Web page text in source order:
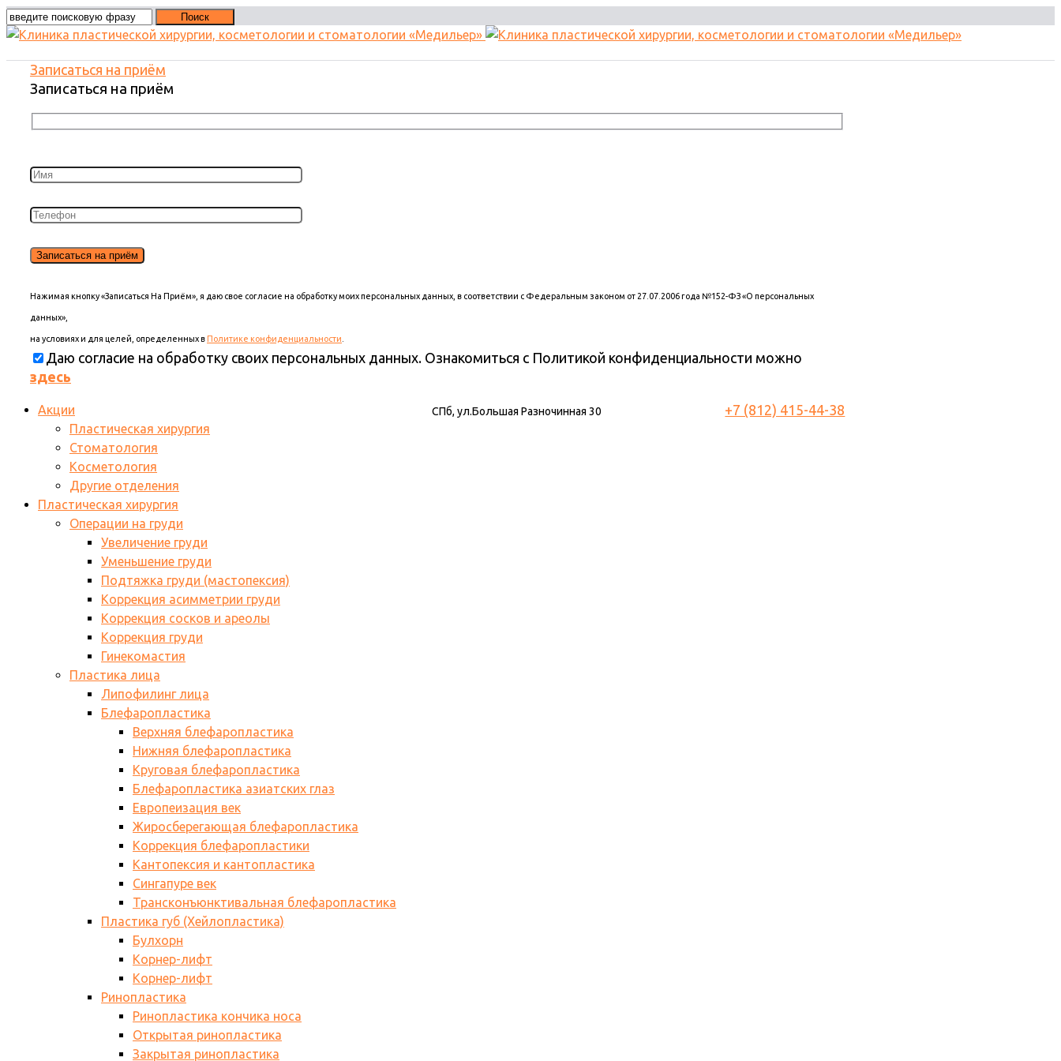
Записаться на приём
Записаться на приём
Нажимая кнопку «Записаться На Приём», я даю свое согласие на обработку моих персональных данных, в соответствии с Федеральным законом от 27.07.2006 года №152-ФЗ «О персональных
данных»,
на условиях и для целей, определенных в Политике конфиденциальности
Даю согласие на обработку своих персональных данных. Ознакомиться с Политикой конфиденциальности можно
здесь
+7 (812) 415-44-38
СПб, ул.Большая Разночинная 30
Акции
Пластическая хирургия
Стоматология
Косметология
Другие отделения
Пластическая хирургия
Операции на груди
Увеличение груди
Уменьшение груди
Подтяжка груди (мастопексия)
Коррекция асимметрии груди
Коррекция сосков и ареолы
Коррекция груди
Гинекомастия
Пластика лица
Липофилинг лица
Блефаропластика
Верхняя блефаропластика
Нижняя блефаропластика
Круговая блефаропластика
Блефаропластика азиатских глаз
Европеизация век
Жиросберегающая блефаропластика
Коррекция блефаропластики
Кантопексия и кантопластика
Сингапуре век
Трансконъюнктивальная блефаропластика
Пластика губ (Хейлопластика)
Булхорн
Корнер-лифт
Корнер-лифт
Ринопластика
Ринопластика кончика носа
Открытая ринопластика
Закрытая ринопластика